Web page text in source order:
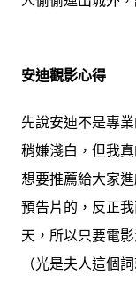
安迪觀影心得
先說安迪不是專
稍嫌淺白，但我
想要推薦給大家
預告片的，反正
天，所以只要電
（光是夫人這個